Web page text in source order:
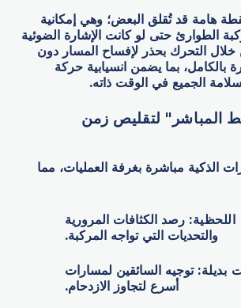
هامة قد تُقلق البعض؛ وهي إمكانية
الطوارئ حتى لو كانت الإشارة الضوئية
التحرك بحذر لإفساح المسار دون
بالكامل، بما يضمن انسيابية حركة
الجميع في الوقت ذاته.
المباشر" لتقليص زمن
الذكية مباشرة بغرفة العمليات، مما
اللحظية: رصد الكثافات المرورية
والتحديات التي تواجه المركبة.
بديلة: توجيه السائقين لمسارات
أسرع لتجاوز الازدحام.